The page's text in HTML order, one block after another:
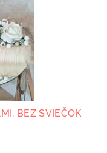
BEZ SVIEČOK